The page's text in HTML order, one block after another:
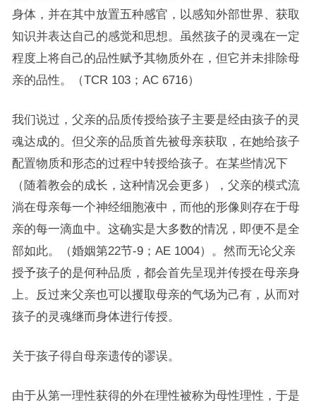
身体，并在其中放置五种感官，以感知外部世界、获取
知识并表达自己的感觉和思想。虽然孩子的灵魂在一定
程度上将自己的品性赋予其物质外在，但它并未排除母
亲的品性。（TCR 103；AC 6716）
我们说过，父亲的品质传授给孩子主要是经由孩子的灵
魂达成的。但父亲的品质首先被母亲获取，在她给孩子
配置物质和形态的过程中转授给孩子。在某些情况下
（随着教会的成长，这种情况会更多），父亲的模式流
淌在母亲每一个神经细胞液中，而他的形像则存在于母
亲的每一滴血中。这确实是大多数的情况，即便不是全
部如此。（婚姻第22节-9；AE 1004）。然而无论父亲
授予孩子的是何种品质，都会首先呈现并传授在母亲身
上。反过来父亲也可以攫取母亲的气场为己有，从而对
孩子的灵魂继而身体进行传授。
关于孩子得自母亲遗传的谬误。
由于从第一理性获得的外在理性被称为母性理性，于是